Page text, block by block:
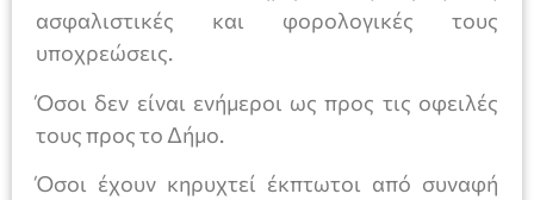
ασφαλιστικές και φορολογικές τους
υποχρεώσεις.
Όσοι δεν είναι ενήμεροι ως προς τις οφειλές
τους προς το Δήμο.
Όσοι έχουν κηρυχτεί έκπτωτοι από συναφή